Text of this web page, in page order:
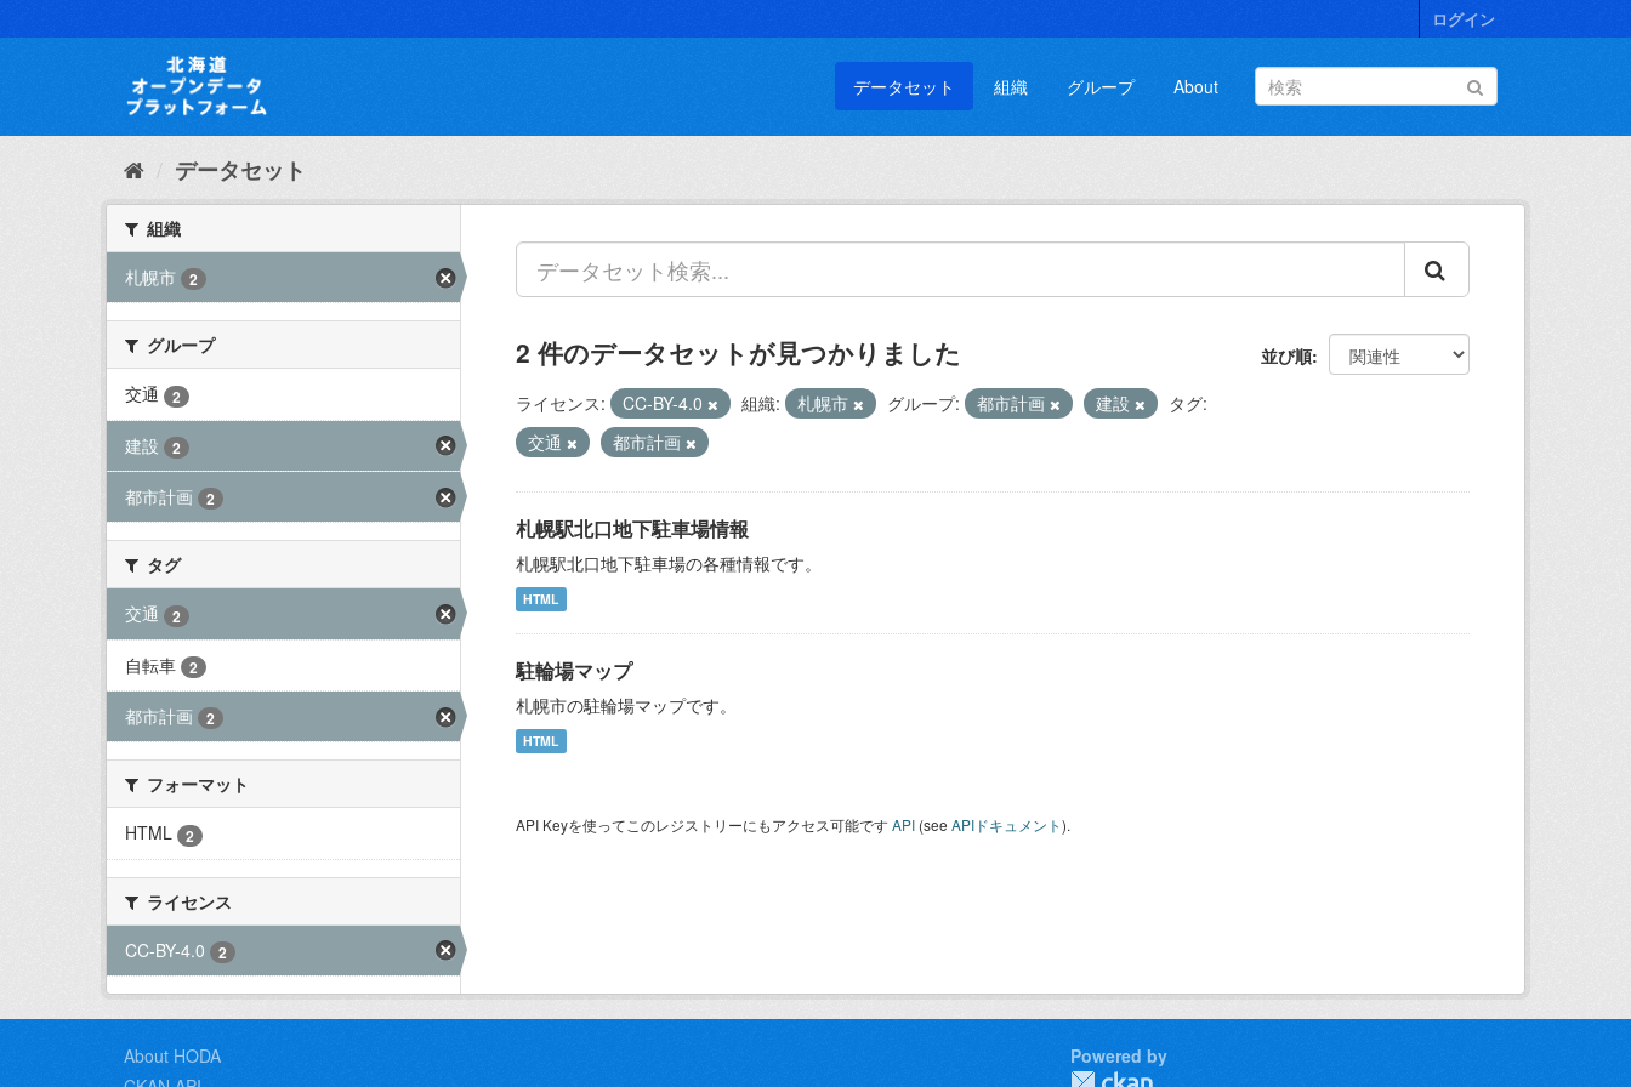
キ
て
ログイン
データセット 組織 グループ About
データセット
組織
札幌市
2
グループ
交通
2
建設 2
都市計画 2
タグ
交通
2
自転車 2
都市計画 2
フォーマット
HTML
2
ライセンス
CC-BY-4.0
2
並び順
2 件のデータセットが見つかりました
ライセンス: CC-BY-4.0 組織: 札幌市 グループ: 都市計画 建設
タグ:
交通
都市計画
札幌駅北口地下駐車場情報
札幌駅北口地下駐車場の各種情報です。
HTML
駐輪場マップ
札幌市の駐輪場マップです。
HTML
API Keyを使ってこのレジストリーにもアクセス可能ですAPI (see APIドキュメント).
About HODA
Powered by